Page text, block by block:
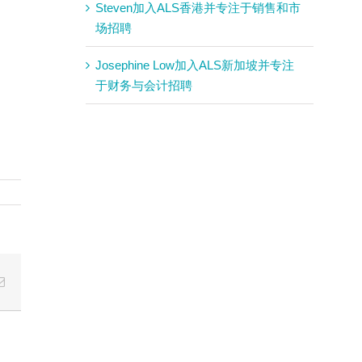
Email
Steven加入ALS香港并专注于销售和市
场招聘
Josephine Low加入ALS新加坡并专注
于财务与会计招聘